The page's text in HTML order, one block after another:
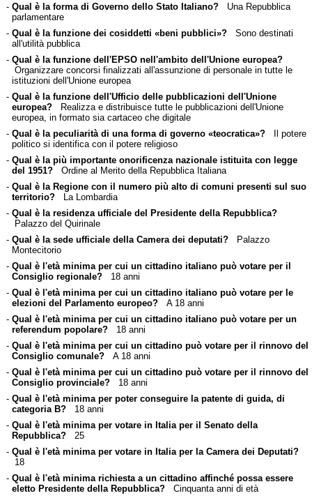
- Qual è la forma di Governo dello Stato Italiano?Una Repubblica
parlamentare
- Qual è la funzione dei cosiddetti «beni pubblici»?Sono destinati
all'utilità pubblica
- Qual è la funzione dell'EPSO nell'ambito dell'Unione europea?
Organizzare concorsi finalizzati all'assunzione di personale in tutte le
istituzioni dell'Unione europea
- Qual è la funzione dell'Ufficio delle pubblicazioni dell'Unione
europea?Realizza e distribuisce tutte le pubblicazioni dell'Unione
europea, in formato sia cartaceo che digitale
- Qual è la peculiarità di una forma di governo «teocratica»?Il potere
politico si identifica con il potere religioso
- Qual è la più importante onorificenza nazionale istituita con legge
del 1951?Ordine al Merito della Repubblica Italiana
- Qual è la Regione con il numero più alto di comuni presenti sul suo
territorio?La Lombardia
- Qual è la residenza ufficiale del Presidente della Repubblica?
Palazzo del Quirinale
- Qual è la sede ufficiale della Camera dei deputati?Palazzo
Montecitorio
- Qual è l'età minima per cui un cittadino italiano può votare per il
Consiglio regionale?18 anni
- Qual è l'età minima per cui un cittadino italiano può votare per le
elezioni del Parlamento europeo?A 18 anni
- Qual è l'età minima per cui un cittadino italiano può votare per un
referendum popolare?18 anni
- Qual è l'età minima per cui un cittadino può votare per il rinnovo del
Consiglio comunale?A 18 anni
- Qual è l'età minima per cui un cittadino può votare per il rinnovo del
Consiglio provinciale?18 anni
- Qual è l'età minima per poter conseguire la patente di guida, di
categoria B?18 anni
- Qual è l'età minima per votare in Italia per il Senato della
Repubblica?25
- Qual è l'età minima per votare in Italia per la Camera dei Deputati?
18
- Qual è l'età minima richiesta a un cittadino affinché possa essere
eletto Presidente della Repubblica?Cinquanta anni di età